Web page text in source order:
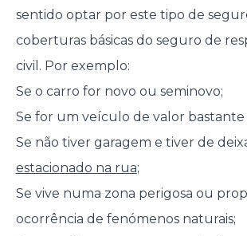
sentido optar por este tipo de
coberturas básicas do seguro de
civil. Por exemplo:
Se o carro for novo ou seminovo;
Se for um veículo de valor bastante
Se não tiver garagem e tiver de
estacionado na rua;
Se vive numa zona perigosa ou
ocorrência de fenómenos naturais;